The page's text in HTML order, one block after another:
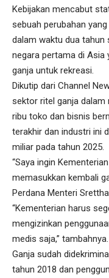
Kebijakan mencabut
sebuah perubahan
dalam waktu dua tahun
negara pertama di Asia
ganja untuk rekreasi.
Dikutip dari Channel
sektor ritel ganja dalam
ribu toko dan bisnis
terakhir dan industri ini
miliar pada tahun 2025.
“Saya ingin
memasukkan kembali
Perdana Menteri
“Kementerian harus
mengizinkan
medis saja,” tambahnya.
Ganja sudah
tahun 2018 dan